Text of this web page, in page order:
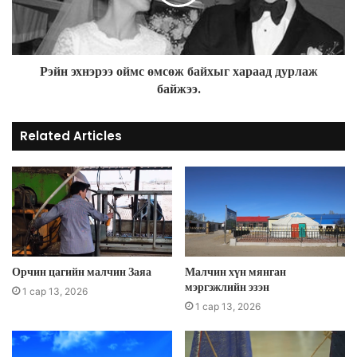
Рэйн эхнэрээ оймс өмсөж байхыг хараад дурлаж
байжээ.
Related Articles
Орчин цагийн малчин Заяа
1 сар 13, 2026
Малчин хүн мянган
мэргэжлийн эзэн
1 сар 13, 2026